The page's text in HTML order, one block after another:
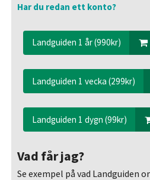
Har du redan ett konto?
Landguiden 1 år (990kr)
Landguiden 1 vecka (299kr)
Landguiden 1 dygn (99kr)
Vad får jag?
Se exempel på vad Landguiden